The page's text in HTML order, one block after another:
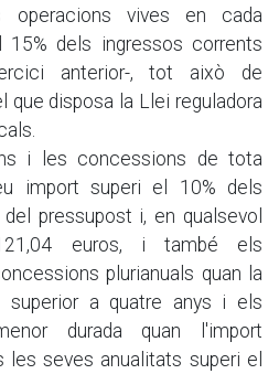
operacions vives en cada
15% dels ingressos corrents
anterior-, tot això de
que disposa la Llei reguladora
i les concessions de tota
import superi el 10% dels
pressupost i, en qualsevol
euros, i també els
plurianuals quan la
superior a quatre anys i els
durada quan l'import
seves anualitats superi el